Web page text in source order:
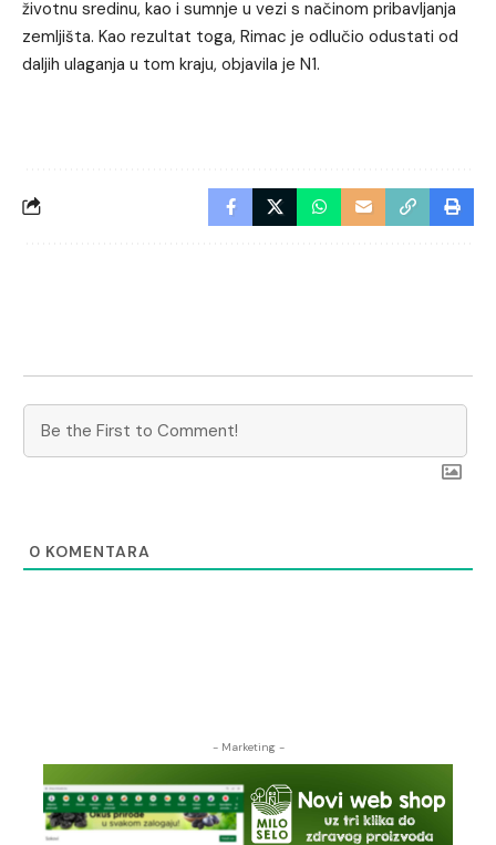
životnu sredinu, kao i sumnje u vezi s načinom pribavljanja
zemljišta. Kao rezultat toga, Rimac je odlučio odustati od
daljih ulaganja u tom kraju, objavila je N1.
0 KOMENTARA
- Marketing -